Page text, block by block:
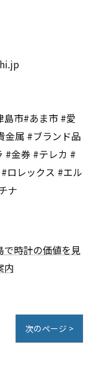
島市#あま市 #愛
金属 #ブランド品
#金券 #テレカ #
ロレックス #エル
ナ
で時計の価値を見
内
次のページ >